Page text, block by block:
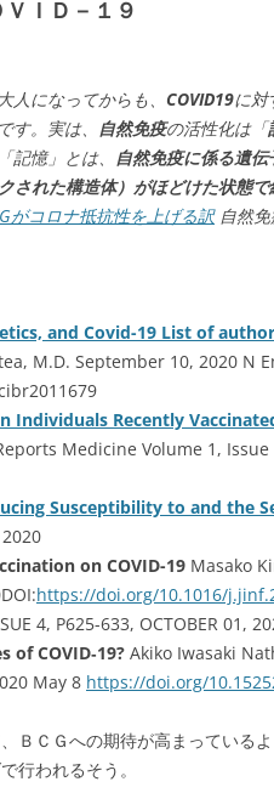
ＩＤ－１９
になってからも、 COVID19に対
。実は、
自然免疫の活性化は「
憶」とは、
自然免疫に係る遺
された構造体）がほどけた状態で
がコロナ抵抗性を上げる訳自然免
and Covid-19 List of
M.D. September 10, 2020 N
Individuals Recently
Medicine Volume 1,
Susceptibility to and the
on COVID-19 Masako
https://doi.org/10.1016/
4, P625-633, OCTOBER 01,
of COVID‐19? Akiko Iwasaki
May 8 https://doi.org/
ＢＣＧへの期待が高まっている
行われるそう。